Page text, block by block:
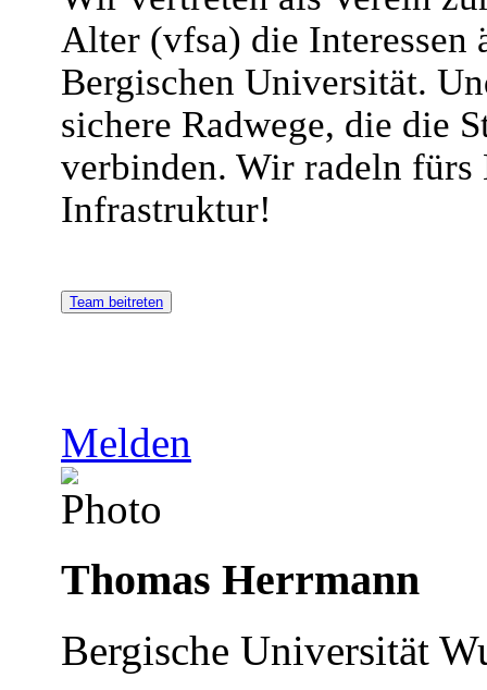
Alter (vfsa) die Interessen
Bergischen Universität.
sichere Radwege, die die
verbinden. Wir radeln fürs
Infrastruktur!
Team beitreten
Melden
Thomas Herrmann
Bergische Universität